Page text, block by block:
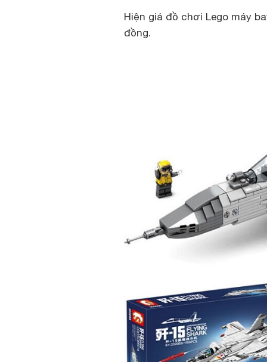
Hiện giá đồ chơi Lego máy
đồng.